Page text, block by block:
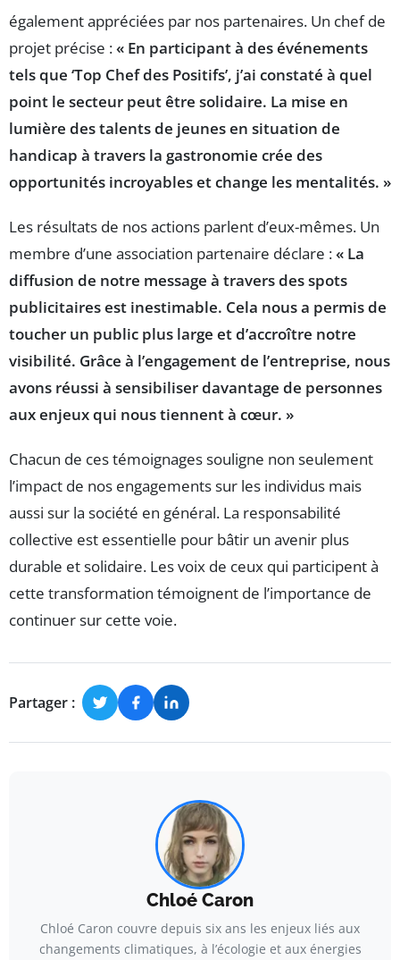
également appréciées par nos partenaires. Un chef de
projet précise :« En participant à des événements
tels que ‘Top Chef des Positifs’, j’ai constaté à quel
point le secteur peut être solidaire. La mise en
lumière des talents de jeunes en situation de
handicap à travers la gastronomie crée des
opportunités incroyables et change les mentalités. »
Les résultats de nos actions parlent d’eux-mêmes. Un
membre d’une association partenaire déclare :« La
diffusion de notre message à travers des spots
publicitaires est inestimable. Cela nous a permis de
toucher un public plus large et d’accroître notre
visibilité. Grâce à l’engagement de l’entreprise, nous
avons réussi à sensibiliser davantage de personnes
aux enjeux qui nous tiennent à cœur. »
Chacun de ces témoignages souligne non seulement
l’impact de nos engagements sur les individus mais
aussi sur la société en général. La responsabilité
collective est essentielle pour bâtir un avenir plus
durable et solidaire. Les voix de ceux qui participent à
cette transformation témoignent de l’importance de
continuer sur cette voie.
Partager :
Chloé Caron
Chloé Caron couvre depuis six ans les enjeux liés aux
changements climatiques, à l’écologie et aux énergies